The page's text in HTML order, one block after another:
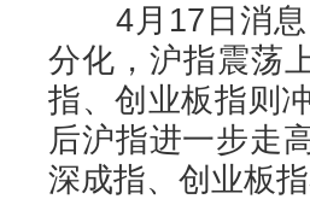
4月17日消息
分化，沪指震荡
指、创业板指则
后沪指进一步走
深成指、创业板